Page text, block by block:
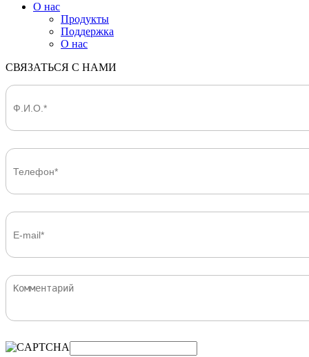
О нас
Продукты
Поддержка
О нас
СВЯЗАТЬСЯ С НАМИ